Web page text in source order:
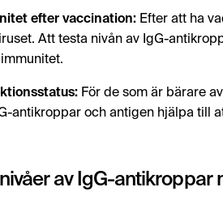
efter vaccination: Efter att ha
Att testa nivån av IgG-
För de som är bärare
antikroppar och antigen hjälpa till
av IgG-antikroppar